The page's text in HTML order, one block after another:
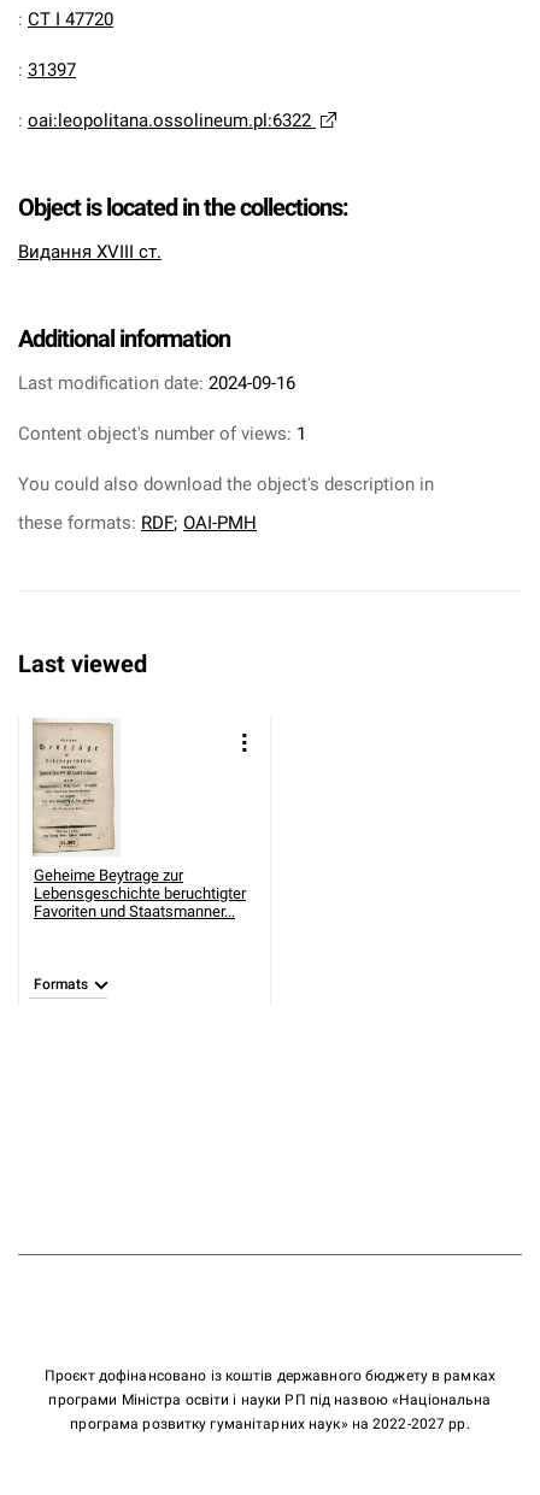
: CT I 47720
: 31397
: oai:leopolitana.ossolineum.pl:6322
Object is located in the collections:
Видання XVIII ст.
Additional information
Last modification date: 2024-09-16
Content object's number of views: 1
You could also download the object's description in
these formats: RDF; OAI-PMH
Last viewed
Geheime Beytrage zur
Lebensgeschichte beruchtigter
Favoriten und Staatsmanner...
Formats
Проєкт дофінансовано із коштів державного бюджету в рамках
програми Міністра освіти і науки РП під назвою «Національна
програма розвитку гуманітарних наук» на 2022-2027 рр.